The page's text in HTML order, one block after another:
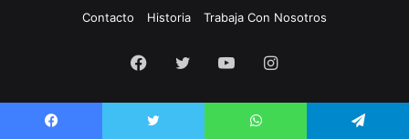
Contacto
Historia Trabaja Con Nosotros
Facebook
TwitterYouTubeInstagram